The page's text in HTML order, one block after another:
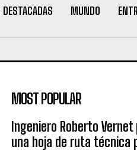
MUNDO
MOST POPULAR
Ingeniero Roberto
una hoja de ruta técnica